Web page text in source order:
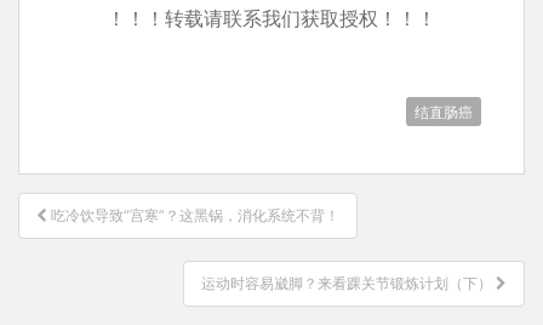
！！！转载请联系我们获取授权！！！
结直肠癌
文
章
吃冷饮导致“宫寒”？这黑锅，消化系统不背！
运动时容易崴脚？来看踝关节锻炼计划（下）